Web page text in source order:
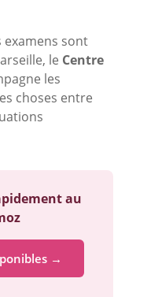
examens sont
le Centre
les
choses entre
au
→